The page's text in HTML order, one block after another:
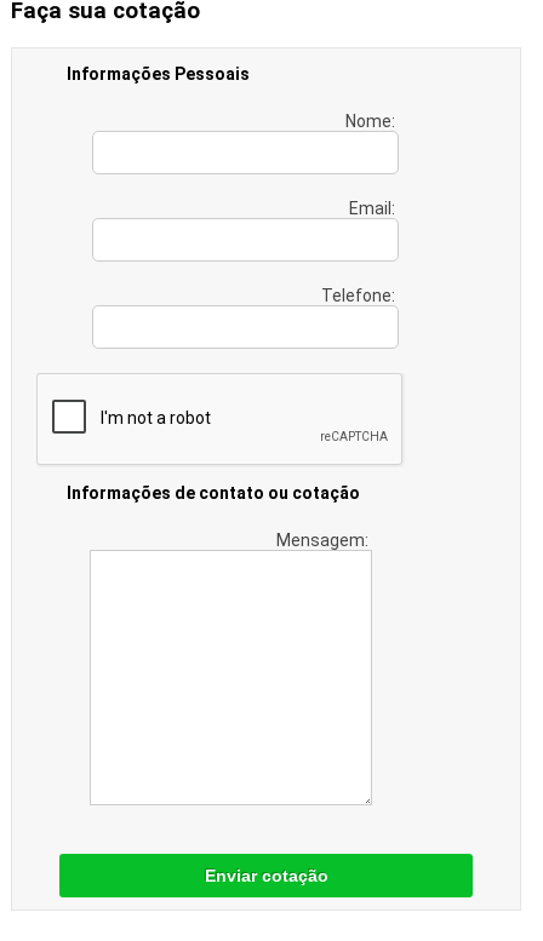
Faça sua cotação
Informações Pessoais
Nome:
Email:
Telefone:
Informações de contato ou cotação
Mensagem:
Enviar cotação